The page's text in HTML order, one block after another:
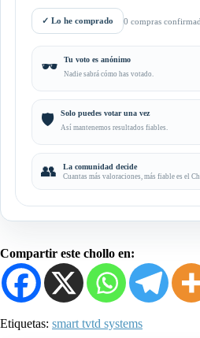
✓ Lo he comprado 0 compras
🕶️ Tu voto es anónimo
Nadie sabrá cómo has votado.
🛡️ Solo puedes votar una vez
Así mantenemos resultados fiables.
👥 La comunidad decide
Cuantas más valoraciones, más fiable es el
Compartir este chollo en:
Etiquetas: smart tvtd systems